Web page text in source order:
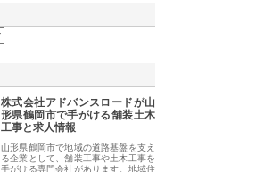
株式会社アドバンスロードが山
形県鶴岡市で手がける舗装土木
工事と求人情報
山形県鶴岡市で地域の道路基盤を支え
る企業として、舗装工事や土木工事を
手がける専門会社があります。地域住